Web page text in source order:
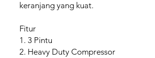
keranjang yang kuat.
Fitur
1. 3 Pintu
2. Heavy Duty Compressor